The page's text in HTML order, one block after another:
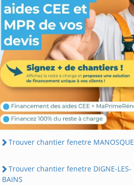
Trouver chantier fenetre MANOSQUE
Trouver chantier fenetre DIGNE-LES-
BAINS